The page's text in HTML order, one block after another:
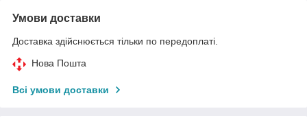
Умови доставки
Доставка здійснюється тільки по передоплаті.
Нова Пошта
Всі умови доставки